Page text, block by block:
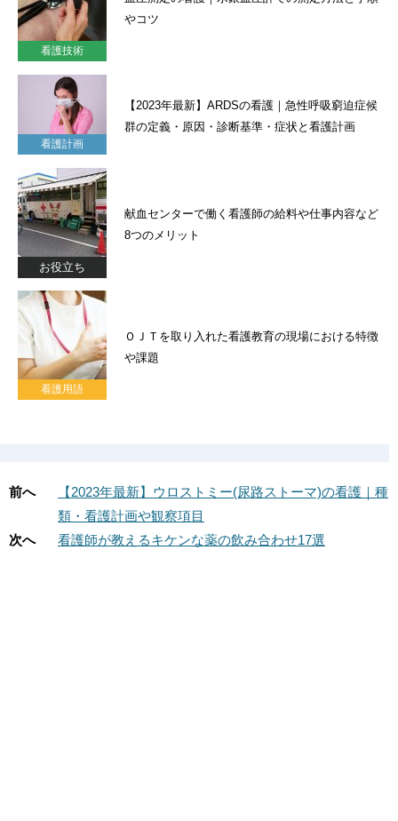
看護技術
やコツ
看護計画
【2023年最新】ARDSの看護｜急性呼吸窮迫症候
群の定義・原因・診断基準・症状と看護計画
お役立ち
献血センターで働く看護師の給料や仕事内容など
8つのメリット
看護用語
ＯＪＴを取り入れた看護教育の現場における特徴
や課題
前へ
【2023年最新】ウロストミー(尿路ストーマ)の看護｜種
類・看護計画や観察項目
次へ
看護師が教えるキケンな薬の飲み合わせ17選